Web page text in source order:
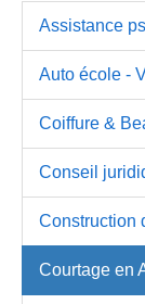
Assistance
Auto école -
Coiffure &
Conseil
Construction
Courtage en